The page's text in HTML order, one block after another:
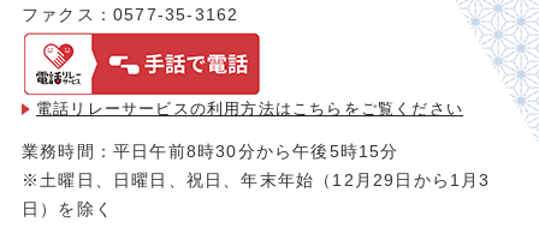
ファクス：0577-35-3162
電話リレーサービスの利用方法は こちらをご覧ください
業務時間：平日午前8時30分から午後5時15分
※土曜日、日曜日、祝日、年末年始（12月29日から1月3
日）を除く